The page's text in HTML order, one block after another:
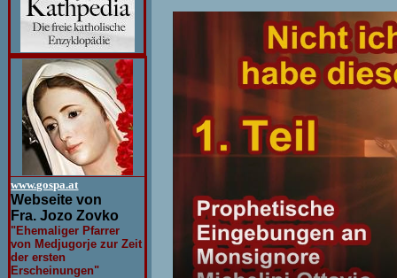
www.gospa.at
Webseite von
Fra. Jozo Zovko
"Ehemaliger Pfarrer
von Medjugorje zur Zeit
der ersten
Erscheinungen"